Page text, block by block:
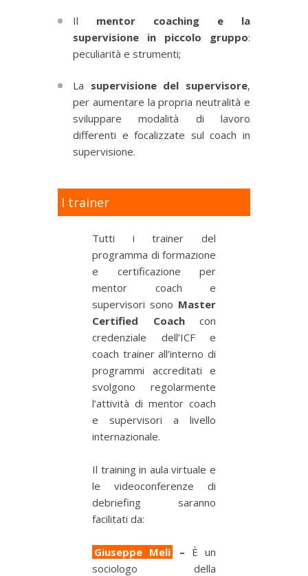
Il mentor coaching e la
supervisione in piccolo gruppo:
peculiarità e strumenti;
La supervisione del supervisore,
per aumentare la propria neutralità e
sviluppare modalità di lavoro
differenti e focalizzate sul coach in
supervisione.
I trainer
Tutti i trainer del
programma di formazione
e certificazione per
mentor coach e
supervisori sono Master
Certified Coachcon
credenziale dell’ICF e
coach trainer all’interno di
programmi accreditati e
svolgono regolarmente
l’attività di mentor coach
e supervisori a livello
internazionale.
Il training in aula virtuale e
le videoconferenze di
debriefing saranno
facilitati da:
Giuseppe Meli – È un
sociologo della